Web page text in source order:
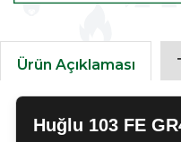
Ürün Açıklaması
Huğlu 103 FE